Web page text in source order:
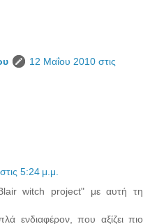
12 Μαΐου 2010 στις
5:24 μ.μ.
witch project" με αυτή τη
ενδιαφέρον, που αξίζει πιο